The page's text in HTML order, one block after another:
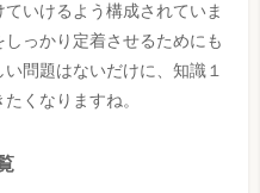
いけるよう構成されていま
っかり定着させるためにも
問題はないだけに、知識１
くなりますね。